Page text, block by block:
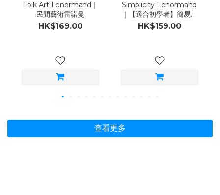
Folk Art Lenormand｜
民間藝術雷諾曼
HK$169.00
Simplicity Lenormand
｜【適合初學者】簡易雷
諾曼
HK$159.00
查看更多